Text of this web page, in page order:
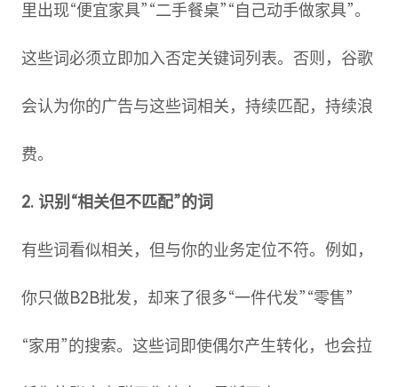
里出现“便宜家具”“二手餐桌”“自己动手做家具”。
这些词必须立即加入否定关键词列表。否则，谷歌
会认为你的广告与这些词相关，持续匹配，持续浪
费。
2. 识别“相关但不匹配”的词
有些词看似相关，但与你的业务定位不符。例如，
你只做B2B批发，却来了很多“一件代发”“零售”
“家用”的搜索。这些词即使偶尔产生转化，也会拉